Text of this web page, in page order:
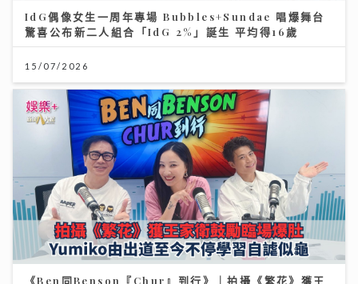
IdG偶像女生一周年專場 Bubbles+Sundae 唱爆舞台
驚喜公布新二人組合「IdG 2%」誕生 平均得16歲
15/07/2026
《Ben同Benson『Chur』到行》｜拍攝《繁花》獲王